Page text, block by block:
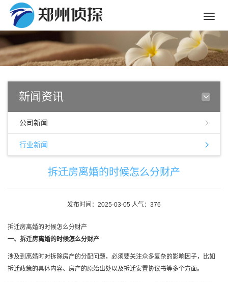
Toggle
新闻资讯
公司新闻
行业新闻
拆迁房离婚的时候怎么分财产
发布时间：2025-03-05 人气：376
拆迁房离婚的时候怎么分财产
一、拆迁房离婚的时候怎么分财产
涉及到离婚时对拆除房产的分配问题，必须要关注众多复杂的影响因子，比如
拆迁政策的具体内容、房产的原始出处以及拆迁安置协议书等多个方面。